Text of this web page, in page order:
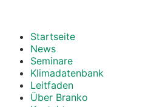
Startseite
News
Seminare
Klimadatenbank
Leitfaden
Über Branko